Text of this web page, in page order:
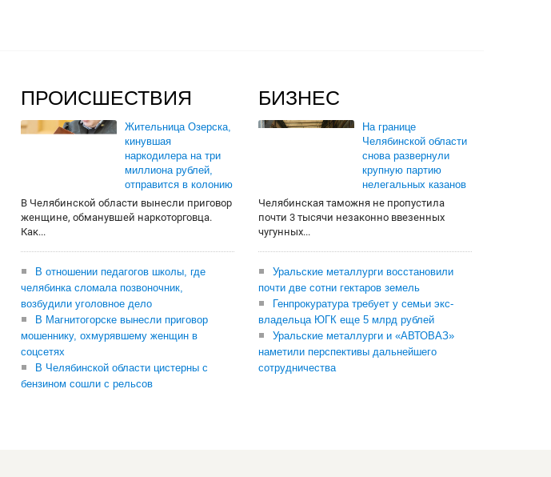
ПРОИСШЕСТВИЯ
Жительница Озерска,
кинувшая
наркодилера на три
миллиона рублей,
отправится в колонию
В Челябинской области вынесли приговор
женщине, обманувшей наркоторговца.
Как...
В отношении педагогов школы, где
челябинка сломала позвоночник,
возбудили уголовное дело
В Магнитогорске вынесли приговор
мошеннику, охмурявшему женщин в
соцсетях
В Челябинской области цистерны с
бензином сошли с рельсов
БИЗНЕС
На границе
Челябинской области
снова развернули
крупную партию
нелегальных казанов
Челябинская таможня не пропустила
почти 3 тысячи незаконно ввезенных
чугунных...
Уральские металлурги восстановили
почти две сотни гектаров земель
Генпрокуратура требует у семьи экс-
владельца ЮГК еще 5 млрд рублей
Уральские металлурги и «АВТОВАЗ»
наметили перспективы дальнейшего
сотрудничества